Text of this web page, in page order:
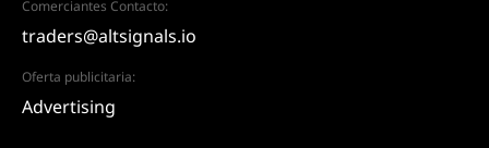
Comerciantes Contacto:
traders@altsignals.io
Oferta publicitaria:
Advertising